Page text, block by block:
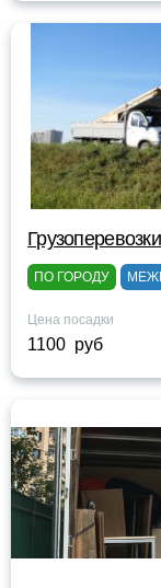
ПО ГОРОДУ
Цена посадки
1100 руб